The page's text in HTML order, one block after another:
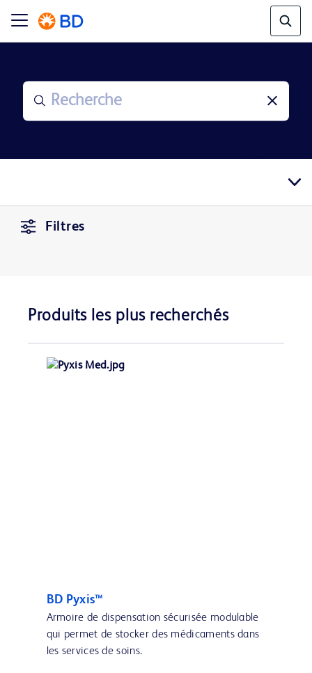
Filtres
Produits les plus recherchés
BD Pyxis™
Armoire de dispensation sécurisée modulable
qui permet de stocker des médicaments dans
les services de soins.